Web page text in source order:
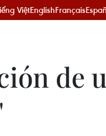
ViệtEnglishFrançais
de